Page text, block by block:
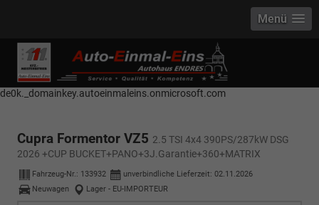
------------ Host Name : selector1._domainkey Points to address or value:
selector1-aee-de0k._domainkey.autoeinmaleins.onmicrosoft.com Host
Name : selector2._domainkey Points to address or value: selector2-aee-
de0k._domainkey.autoeinmaleins.onmicrosoft.com
Menü
Cupra Formentor VZ5 2.5 TSI 4x4 390PS/287kW DSG
2026 +CUP BUCKET+PANO+3J.Garantie+360+MATRIX
Fahrzeug-Nr.: 133932 unverbindliche Lieferzeit: 02.11.2026
Neuwagen
Lager - EU-IMPORTEUR